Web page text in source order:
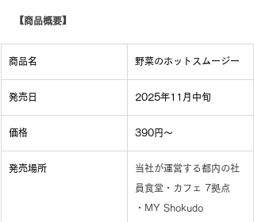
【商品概要】
商品名 野菜のホットスムージー
発売日 2025年11月中旬
価格 390円～
発売場所 当社が運営する都内の社
員食堂・カフェ 7拠点
・MY Shokudo